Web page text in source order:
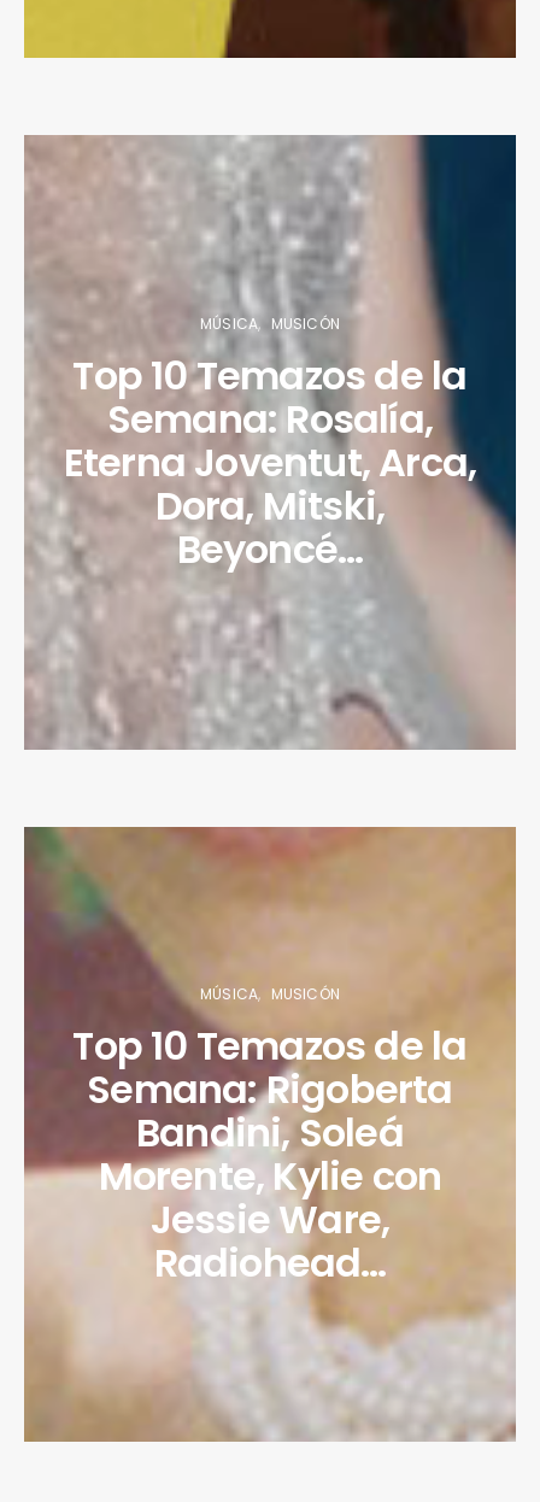
MÚSICA MUSICÓN
Top 10 Temazos de la
Semana: Rosalía,
Eterna Joventut, Arca,
Dora, Mitski,
Beyoncé…
MÚSICA MUSICÓN
Top 10 Temazos de la
Semana: Rigoberta
Bandini, Soleá
Morente, Kylie con
Jessie Ware,
Radiohead…